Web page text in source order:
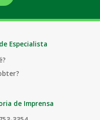
Especialista
de Imprensa